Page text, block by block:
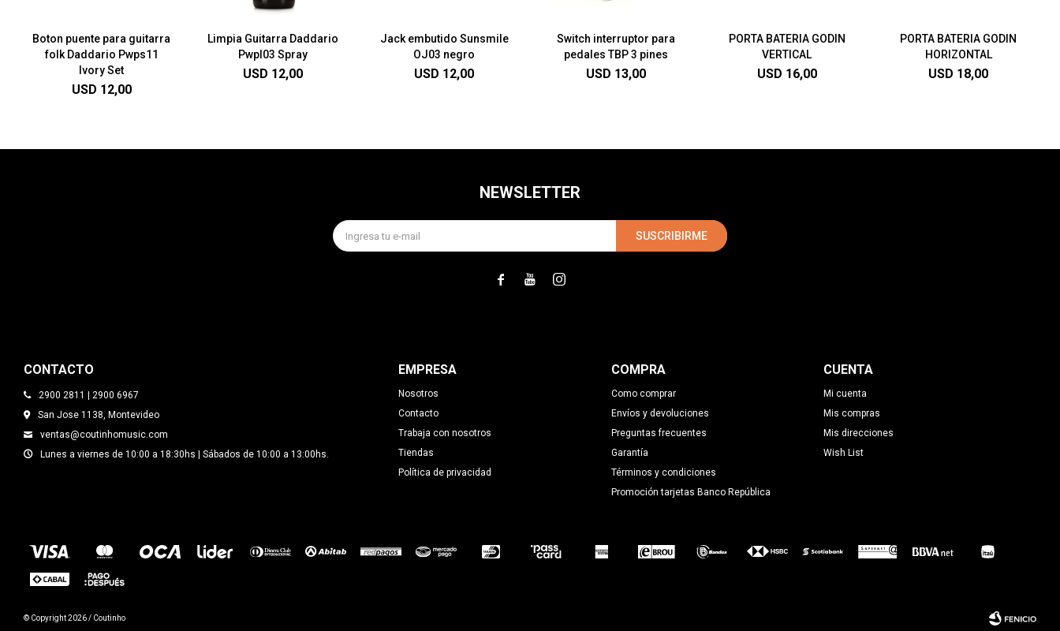
Boton puente para guitarra
folk Daddario Pwps11
Ivory Set
USD 12,00
Limpia Guitarra Daddario
Pwpl03 Spray
USD 12,00
Jack embutido Sunsmile
OJ03 negro
USD 12,00
Switch interruptor para
pedales TBP 3 pines
USD 13,00
PORTA BATERIA GODIN
VERTICAL
USD 16,00
PORTA BATERIA GODIN
HORIZONTAL
USD 18,00
CONTACTO
2900 2811 | 2900 6967
San Jose 1138, Montevideo
ventas@coutinhomusic.com
Lunes a viernes de 10:00 a 18:30hs | Sábados de 10:00 a 13:00hs.
EMPRESA
Nosotros
Contacto
Trabaja con nosotros
Tiendas
Política de privacidad
COMPRA
Como comprar
Envíos y devoluciones
Preguntas frecuentes
Garantía
Términos y condiciones
Promoción tarjetas Banco República
CUENTA
Mi cuenta
Mis compras
Mis direcciones
Wish List
NEWSLETTER
SUSCRIBIRME
  
© Copyright 2026 / Coutinho